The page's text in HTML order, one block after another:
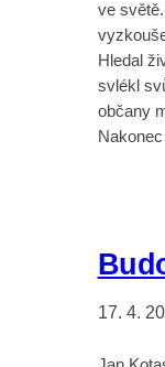
ve
Hledal
svlékl
občany
17. 4.